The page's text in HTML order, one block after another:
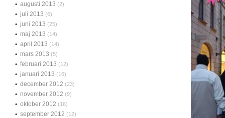
augusti 2013 (2)
juli 2013 (6)
juni 2013 (25)
maj 2013 (14)
april 2013 (14)
mars 2013 (5)
februari 2013 (12)
januari 2013 (16)
december 2012 (23)
november 2012 (9)
oktober 2012 (16)
september 2012 (12)